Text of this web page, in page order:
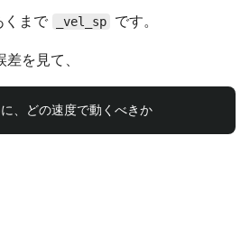
くまで _vel_sp です。
を見て、